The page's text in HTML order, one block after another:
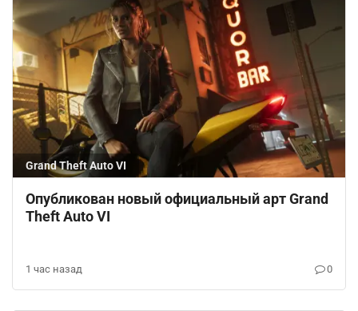
Grand Theft Auto VI
Опубликован новый официальный арт Grand
Theft Auto VI
1 час назад 0